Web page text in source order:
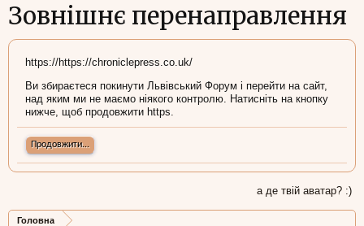
Зовнішнє перенаправлення
https://https://chroniclepress.co.uk/
Ви збираєтеся покинути Львівський Форум і перейти на сайт,
над яким ми не маємо ніякого контролю. Натисніть на кнопку
нижче, щоб продовжити https.
Продовжити...
а де твій аватар? :)
Головна